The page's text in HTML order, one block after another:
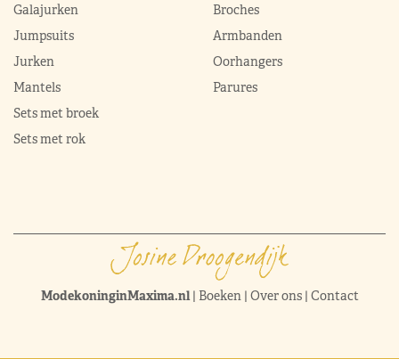
Galajurken
Jumpsuits
Jurken
Mantels
Sets met broek
Sets met rok
Broches
Armbanden
Oorhangers
Parures
ModekoninginMaxima.nl| Boeken| Over ons| Contact